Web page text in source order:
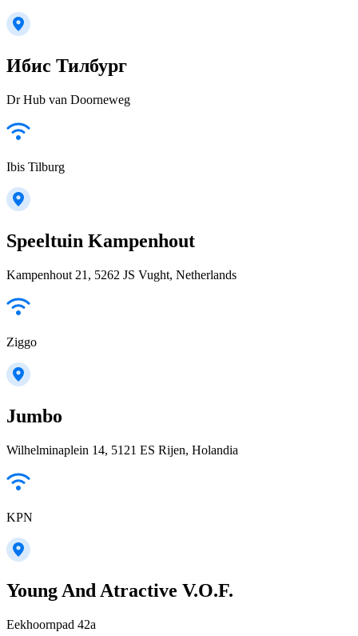
Ибис Тилбург
Dr Hub van Doorneweg
Ibis Tilburg
Speeltuin Kampenhout
Kampenhout 21, 5262 JS Vught, Netherlands
Ziggo
Jumbo
Wilhelminaplein 14, 5121 ES Rijen, Holandia
KPN
Young And Atractive V.O.F.
Eekhoornpad 42a